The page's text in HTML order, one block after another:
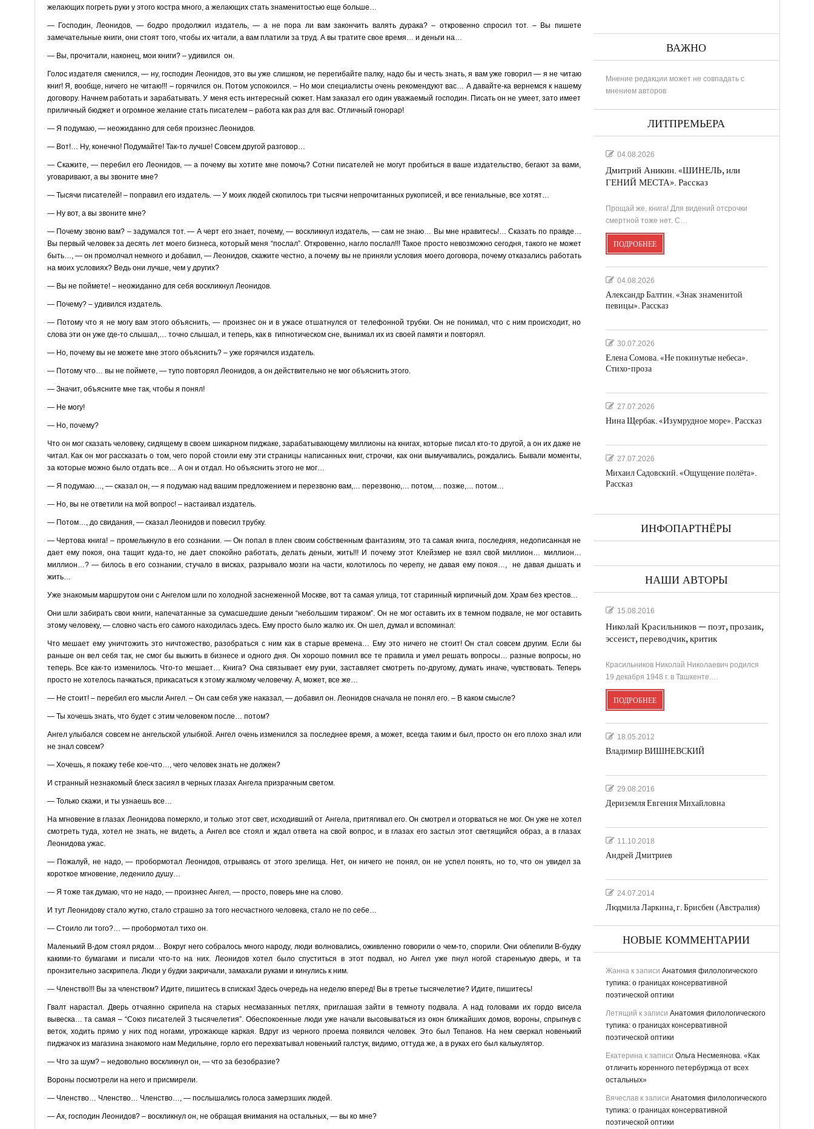
желающих погреть руки у этого костра много, а желающих стать знаменитостью еще больше…
— Господин, Леонидов, — бодро продолжил издатель, — а не пора ли вам закончить валять дурака? – откровенно спросил тот. – Вы пишете
замечательные книги, они стоят того, чтобы их читали, а вам платили за труд. А вы тратите свое время… и деньги на…
— Вы, прочитали, наконец, мои книги? – удивился он.
Голос издателя сменился, — ну, господин Леонидов, это вы уже слишком, не перегибайте палку, надо бы и честь знать, я вам уже говорил — я не читаю
книг! Я, вообще, ничего не читаю!!! – горячился он. Потом успокоился. – Но мои специалисты очень рекомендуют вас… А давайте-ка вернемся к нашему
договору. Начнем работать и зарабатывать. У меня есть интересный сюжет. Нам заказал его один уважаемый господин. Писать он не умеет, зато имеет
приличный бюджет и огромное желание стать писателем – работа как раз для вас. Отличный гонорар!
— Я подумаю, — неожиданно для себя произнес Леонидов.
— Вот!… Ну, конечно! Подумайте! Так-то лучше! Совсем другой разговор…
— Скажите, — перебил его Леонидов, — а почему вы хотите мне помочь? Сотни писателей не могут пробиться в ваше издательство, бегают за вами,
уговаривают, а вы звоните мне?
— Тысячи писателей! – поправил его издатель. — У моих людей скопилось три тысячи непрочитанных рукописей, и все гениальные, все хотят…
— Ну вот, а вы звоните мне?
— Почему звоню вам? – задумался тот. — А черт его знает, почему, — воскликнул издатель, — сам не знаю… Вы мне нравитесь!… Сказать по правде…
Вы первый человек за десять лет моего бизнеса, который меня “послал”. Откровенно, нагло послал!!! Такое просто невозможно сегодня, такого не может
быть…, — он промолчал немного и добавил, — Леонидов, скажите честно, а почему вы не приняли условия моего договора, почему отказались работать
на моих условиях? Ведь они лучше, чем у других?
— Вы не поймете! – неожиданно для себя воскликнул Леонидов.
— Почему? – удивился издатель.
— Потому что я не могу вам этого объяснить, — произнес он и в ужасе отшатнулся от телефонной трубки. Он не понимал, что с ним происходит, но
слова эти он уже где-то слышал,… точно слышал, и теперь, как в гипнотическом сне, вынимал их из своей памяти и повторял.
— Но, почему вы не можете мне этого объяснить? – уже горячился издатель.
— Потому что… вы не поймете, — тупо повторял Леонидов, а он действительно не мог объяснить этого.
— Значит, объясните мне так, чтобы я понял!
— Не могу!
— Но, почему?
Что он мог сказать человеку, сидящему в своем шикарном пиджаке, зарабатывающему миллионы на книгах, которые писал кто-то другой, а он их даже не
читал. Как он мог рассказать о том, чего порой стоили ему эти страницы написанных книг, строчки, как они вымучивались, рождались. Бывали моменты,
за которые можно было отдать все… А он и отдал. Но объяснить этого не мог…
— Я подумаю…, — сказал он, — я подумаю над вашим предложением и перезвоню вам,… перезвоню,… потом,… позже,… потом…
— Но, вы не ответили на мой вопрос! – настаивал издатель.
— Потом…, до свидания, — сказал Леонидов и повесил трубку.
— Чертова книга! – промелькнуло в его сознании. — Он попал в плен своим собственным фантазиям, это та самая книга, последняя, недописанная не
дает ему покоя, она тащит куда-то, не дает спокойно работать, делать деньги, жить!!! И почему этот Клейзмер не взял свой миллион… миллион…
миллион…? — билось в его сознании, стучало в висках, разрывало мозги на части, колотилось по черепу, не давая ему покоя…, не давая дышать и
жить…
Уже знакомым маршрутом они с Ангелом шли по холодной заснеженной Москве, вот та самая улица, тот старинный кирпичный дом. Храм без крестов…
Они шли забирать свои книги, напечатанные за сумасшедшие деньги “небольшим тиражом”. Он не мог оставить их в темном подвале, не мог оставить
этому человеку, — словно часть его самого находилась здесь. Ему просто было жалко их. Он шел, думал и вспоминал:
Что мешает ему уничтожить это ничтожество, разобраться с ним как в старые времена… Ему это ничего не стоит! Он стал совсем другим. Если бы
раньше он вел себя так, не смог бы выжить в бизнесе и одного дня. Он хорошо помнил все те правила и умел решать вопросы… разные вопросы, но
теперь. Все как-то изменилось. Что-то мешает… Книга? Она связывает ему руки, заставляет смотреть по-другому, думать иначе, чувствовать. Теперь
просто не хотелось пачкаться, прикасаться к этому жалкому человечку. А, может, все же…
— Не стоит! – перебил его мысли Ангел. – Он сам себя уже наказал, — добавил он. Леонидов сначала не понял его. – В каком смысле?
— Ты хочешь знать, что будет с этим человеком после… потом?
Ангел улыбался совсем не ангельской улыбкой. Ангел очень изменился за последнее время, а может, всегда таким и был, просто он его плохо знал или
не знал совсем?
— Хочешь, я покажу тебе кое-что…, чего человек знать не должен?
И странный незнакомый блеск засиял в черных глазах Ангела призрачным светом.
— Только скажи, и ты узнаешь все…
На мгновение в глазах Леонидова померкло, и только этот свет, исходивший от Ангела, притягивал его. Он смотрел и оторваться не мог. Он уже не хотел
смотреть туда, хотел не знать, не видеть, а Ангел все стоял и ждал ответа на свой вопрос, и в глазах его застыл этот светящийся образ, а в глазах
Леонидова ужас.
— Пожалуй, не надо, — пробормотал Леонидов, отрываясь от этого зрелища. Нет, он ничего не понял, он не успел понять, но то, что он увидел за
короткое мгновение, леденило душу…
— Я тоже так думаю, что не надо, — произнес Ангел, — просто, поверь мне на слово.
И тут Леонидову стало жутко, стало страшно за того несчастного человека, стало не по себе…
— Стоило ли того?… — пробормотал тихо он.
Маленький В-дом стоял рядом… Вокруг него собралось много народу, люди волновались, оживленно говорили о чем-то, спорили. Они облепили В-будку
какими-то бумагами и писали что-то на них. Леонидов хотел было спуститься в этот подвал, но Ангел уже пнул ногой старенькую дверь, и та
пронзительно заскрипела. Люди у будки закричали, замахали руками и кинулись к ним.
— Членство!!! Вы за членством? Идите, пишитесь в списках! Здесь очередь на неделю вперед! Вы в третье тысячелетие? Идите, пишитесь!
Гвалт нарастал. Дверь отчаянно скрипела на старых несмазанных петлях, приглашая зайти в темноту подвала. А над головами их гордо висела
вывеска… та самая – “Союз писателей 3 тысячелетия”. Обеспокоенные люди уже начали высовываться из окон ближайших домов, вороны, спрыгнув с
веток, ходить прямо у них под ногами, угрожающе каркая. Вдруг из черного проема появился человек. Это был Тепанов. На нем сверкал новенький
пиджачок из магазина знакомого нам Медильяне, горло его перехватывал новенький галстук, видимо, оттуда же, а в руках его был калькулятор.
— Что за шум? – недовольно воскликнул он, — что за безобразие?
Вороны посмотрели на него и присмирели.
— Членство… Членство… Членство…, — послышались голоса замерзших людей.
— Ах, господин Леонидов? – воскликнул он, не обращая внимания на остальных, — вы ко мне?
ВАЖНО
Мнение редакции может не совпадать с
мнением авторов
ЛИТПРЕМЬЕРА
04.08.2026
Дмитрий Аникин. «ШИНЕЛЬ, или
ГЕНИЙ МЕСТА». Рассказ
Прощай же, книга! Для видений отсрочки
смертной тоже нет. С…
ПОДРОБНЕЕ
04.08.2026
Александр Балтин. «Знак знаменитой
певицы». Рассказ
30.07.2026
Елена Сомова. «Не покинутые небеса».
Стихо-проза
27.07.2026
Нина Щербак. «Изумрудное море». Рассказ
27.07.2026
Михаил Садовский. «Ощущение полёта».
Рассказ
ИНФОПАРТНЁРЫ
НАШИ АВТОРЫ
15.08.2016
Николай Красильников — поэт, прозаик,
эссеист, переводчик, критик
Красильников Николай Николаевич родился
19 декабря 1948 г. в Ташкенте.…
ПОДРОБНЕЕ
18.05.2012
Владимир ВИШНЕВСКИЙ
29.08.2016
Дериземля Евгения Михайловна
11.10.2018
Андрей Дмитриев
24.07.2014
Людмила Ларкина, г. Брисбен (Австралия)
НОВЫЕ КОММЕНТАРИИ
Жаннак записи Анатомия филологического
тупика: о границах консервативной
поэтической оптики
Летящий к записи Анатомия филологического
тупика: о границах консервативной
поэтической оптики
Екатеринак записи Ольга Несмеянова. «Как
отличить коренного петербуржца от всех
остальных»
Вячеславк записи Анатомия филологического
тупика: о границах консервативной
поэтической оптики